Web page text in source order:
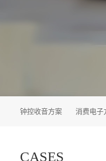
钟控收音方案 消费电子
CASES